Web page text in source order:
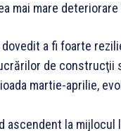
mai mare
a fi foarte
de construcţii
martie-aprilie,
la mijlocul